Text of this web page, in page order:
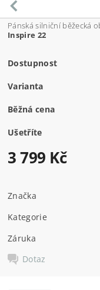
Pánská silniční běžecká
Inspire 22
Dostupnost
Varianta
Běžná cena
Ušetříte
3 799 Kč
Značka
Kategorie
Záruka
Dotaz